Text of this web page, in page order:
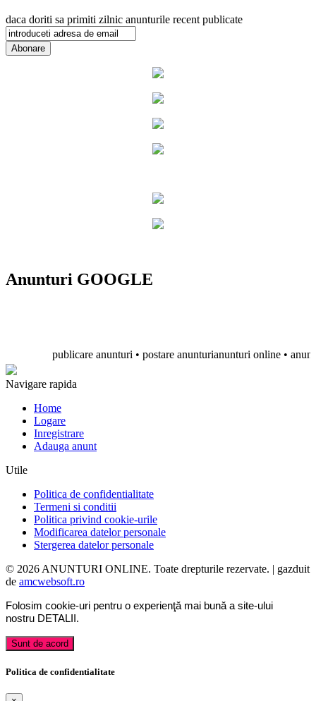
daca doriti sa primiti zilnic anunturile recent publicate
Anunturi GOOGLE
publicare anunturi • postare anunturianunturi online •
Navigare rapida
Home
Logare
Inregistrare
Adauga anunt
Utile
Politica de confidentialitate
Termeni si conditii
Politica privind cookie-urile
Modificarea datelor personale
Stergerea datelor personale
© 2026 ANUNTURI ONLINE. Toate drepturile rezervate. | gazduit
de amcwebsoft.ro
Folosim cookie-uri pentru o experienţă mai bună a site-ului
nostru DETALII .
Sunt de acord
Politica de confidentialitate